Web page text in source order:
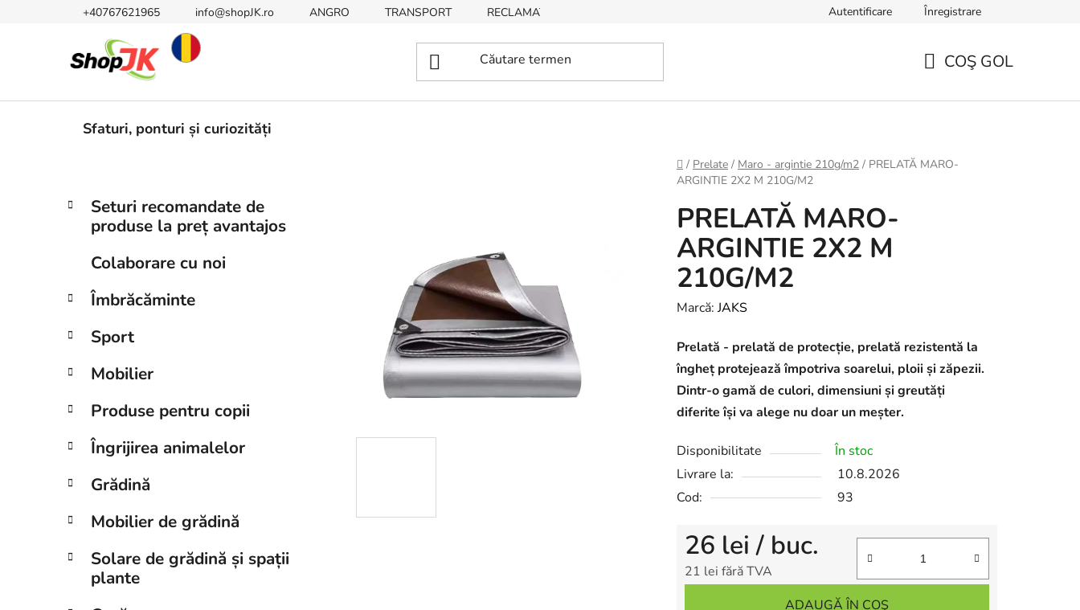
+40767621965 info@shopJK.ro ANGRO TRANSPORT RECLAMAȚII, RETURNĂRI DE BUNURI TERMENI ȘI CONDIȚII GENERALE Sfaturi, ponturi și curiozități
Autentificare Înregistrare
CUMPĂRĂTURI
COŞ GOL
Sfaturi, ponturi și curiozități
Acasă
/ Prelate / Maro - argintie 210g/m2 / PRELATĂ MARO-
ARGINTIE 2X2 M 210G/M2
B
a
e
r
l
peste
categorii
C
a
r
i
Seturi recomandate de
produse la preț avantajos
Colaborare cu noi
Îmbrăcăminte
Sport
Mobilier
Produse pentru copii
Îngrijirea animalelor
Grădină
Mobilier de grădină
Solare de grădină și spații
plante
PRELATĂ MARO-
ARGINTIE 2X2 M
210G/M2
Marcă:JAKS
Prelată - prelată de protecție, prelată rezistentă la
îngheț protejează împotriva soarelui, ploii și zăpezii.
Dintr-o gamă de culori, dimensiuni și greutăți
diferite își va alege nu doar un meșter.
Disponibilitate
În stoc
Livrare la:
10.8.2026
Cod:
93
26 lei/ buc.
21 lei fără TVA
ADAUGĂ ÎN COŞ